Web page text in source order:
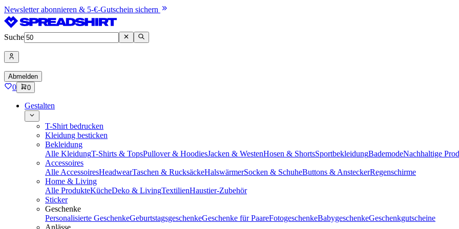
Newsletter abonnieren & 5-€-Gutschein sichern
Suche
Abmelden
0 0
Gestalten
T-Shirt bedrucken
Kleidung besticken
Bekleidung
Alle KleidungT-Shirts & TopsPullover & HoodiesJacken & WestenHosen & ShortsSportbekleidungBademodeNachhaltige
Accessoires
Alle AccessoiresHeadwearTaschen & RucksäckeHalswärmerSocken & SchuheButtons & AnsteckerRegenschirme
Home & Living
Alle ProdukteKücheDeko & LivingTextilienHaustier-Zubehör
Sticker
Geschenke
Personalisierte GeschenkeGeburtstagsgeschenkeGeschenke für PaareFotogeschenkeBabygeschenkeGeschenkgutscheine